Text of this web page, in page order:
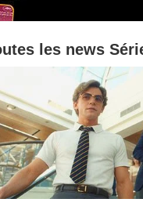
les news